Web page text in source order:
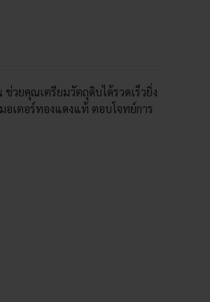
วยคุณเตรียมวัตถุดิบได้รวดเร็วยิ่ง
เตอร์ทองแดงแท้ ตอบโจทย์การ